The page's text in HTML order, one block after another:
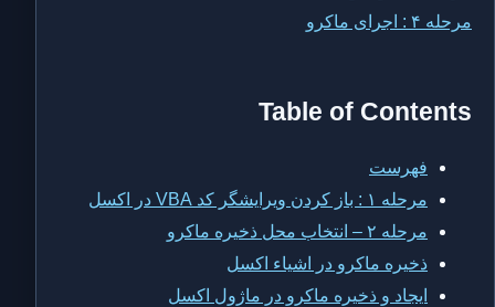
مرحله ۴ : اجرای ماکرو
Table of Contents
فهرست
مرحله ۱ : باز کردن ویرایشگر کد VBA در اکسل
مرحله ۲ – انتخاب محل ذخیره ماکرو
ذخیره ماکرو در اشیاء اکسل
ایجاد و ذخیره ماکرو در ماژول اکسل